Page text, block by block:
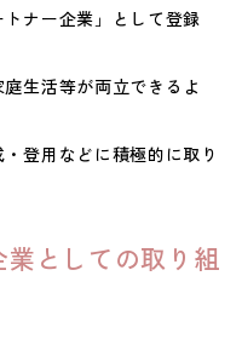
ナー企業」として登録
生活等が両立できるよ
登用などに積極的に取り
としての取り組